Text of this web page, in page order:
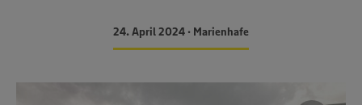
24. April 2024 • Marienhafe